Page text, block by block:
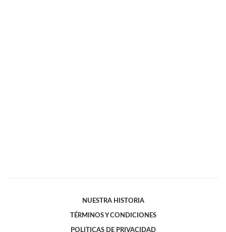
NUESTRA HISTORIA
TÉRMINOS Y CONDICIONES
POLITICAS DE PRIVACIDAD